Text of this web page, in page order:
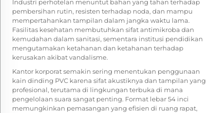
Industri perhotelan menuntut bahan yang tahan terhadap
pembersihan rutin, resisten terhadap noda, dan mampu
mempertahankan tampilan dalam jangka waktu lama.
Fasilitas kesehatan membutuhkan sifat antimikroba dan
kemudahan dalam sanitasi, sementara institusi pendidikan
mengutamakan ketahanan dan ketahanan terhadap
kerusakan akibat vandalisme.
Kantor korporat semakin sering menentukan penggunaan
kain dinding PVC karena sifat akustiknya dan tampilan yang
profesional, terutama di lingkungan terbuka di mana
pengelolaan suara sangat penting. Format lebar 54 inci
memungkinkan pemasangan yang efisien di ruang rapat,